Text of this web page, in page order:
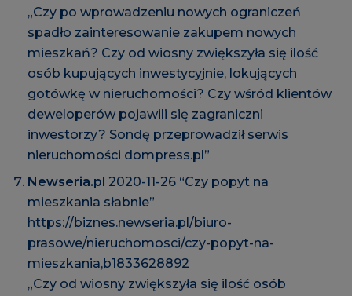
„Czy po wprowadzeniu nowych ograniczeń
spadło zainteresowanie zakupem nowych
mieszkań? Czy od wiosny zwiększyła się ilość
osób kupujących inwestycyjnie, lokujących
gotówkę w nieruchomości? Czy wśród klientów
deweloperów pojawili się zagraniczni
inwestorzy? Sondę przeprowadził serwis
nieruchomości dompress.pl”
Newseria.pl 2020-11-26 “Czy popyt na
mieszkania słabnie”
https://biznes.newseria.pl/biuro-
prasowe/nieruchomosci/czy-popyt-na-
mieszkania,b1833628892
„Czy od wiosny zwiększyła się ilość osób